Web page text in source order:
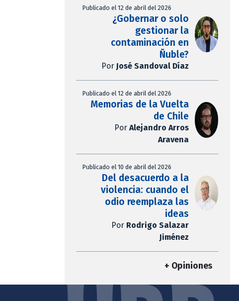
Publicado el 12 de abril del 2026
¿Gobernar o solo
gestionar la
contaminación en
Ñuble?
Por José Sandoval Díaz
Publicado el 12 de abril del 2026
Memorias de la Vuelta
de Chile
Por Alejandro Arros
Aravena
Publicado el 10 de abril del 2026
Del desacuerdo a la
violencia: cuando el
odio reemplaza las
ideas
Por Rodrigo Salazar
Jiménez
+ Opiniones